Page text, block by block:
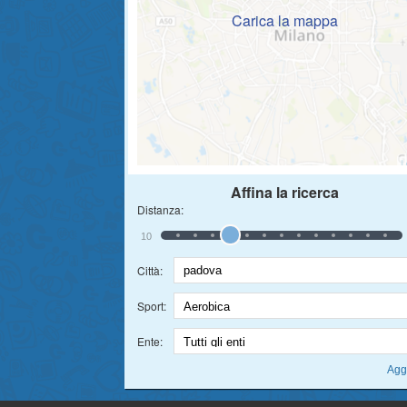
Carica la mappa
Affina la ricerca
Distanza:
10
Città:
Sport:
Ente: